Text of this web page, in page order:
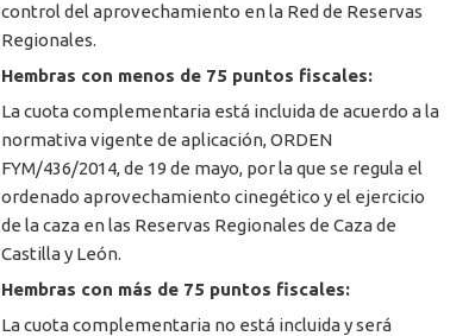
control del aprovechamiento en la Red de Reservas
Regionales.
Hembras con menos de 75 puntos fiscales:
La cuota complementaria está incluida de acuerdo a la
normativa vigente de aplicación, ORDEN
FYM/436/2014, de 19 de mayo, por la que se regula el
ordenado aprovechamiento cinegético y el ejercicio
de la caza en las Reservas Regionales de Caza de
Castilla y León.
Hembras con más de 75 puntos fiscales:
La cuota complementaria no está incluida y será